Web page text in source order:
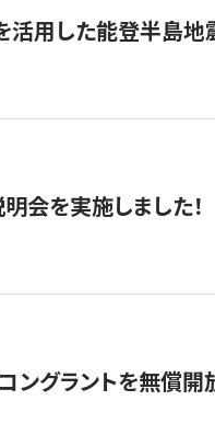
活用した能登半島
会を実施しました！
グラントを無償開